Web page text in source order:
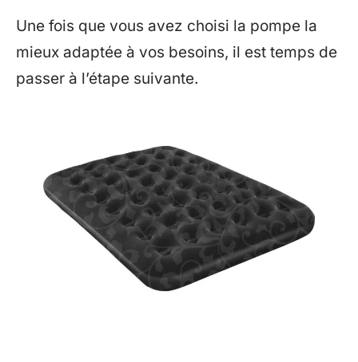
Une fois que vous avez choisi la pompe la
mieux adaptée à vos besoins, il est temps de
passer à l’étape suivante.